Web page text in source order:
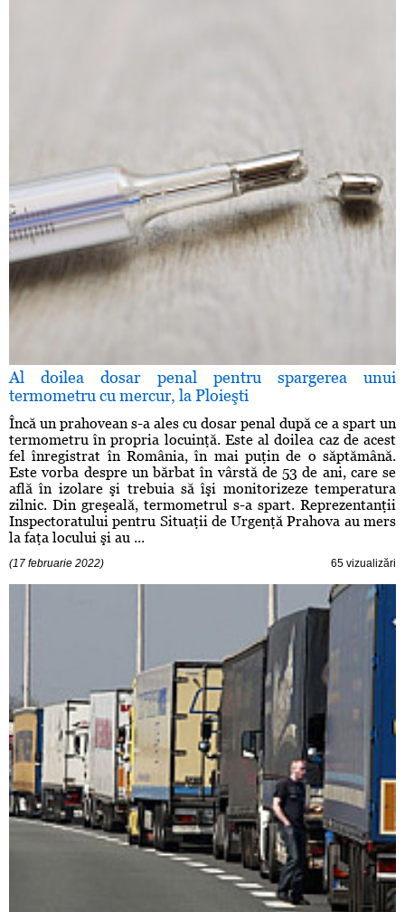
Al doilea dosar penal pentru spargerea unui
termometru cu mercur, la Ploieşti
Încă un prahovean s-a ales cu dosar penal după ce a spart un
termometru în propria locuinţă. Este al doilea caz de acest
fel înregistrat în România, în mai puţin de o săptămână.
Este vorba despre un bărbat în vârstă de 53 de ani, care se
află în izolare şi trebuia să îşi monitorizeze temperatura
zilnic. Din greşeală, termometrul s-a spart. Reprezentanţii
Inspectoratului pentru Situaţii de Urgenţă Prahova au mers
la faţa locului şi au ...
(17 februarie 2022) 65 vizualizări